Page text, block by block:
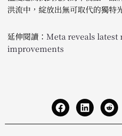
洪流中，綻放出無可取代的獨特
延伸閱讀： Meta reveals latest
improvements